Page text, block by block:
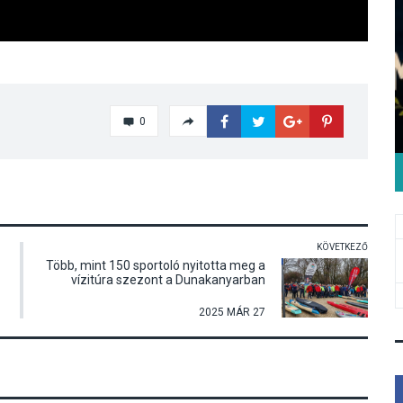
0
KÖVETKEZŐ
Több, mint 150 sportoló nyitotta meg a
vízitúra szezont a Dunakanyarban
2025 MÁR 27